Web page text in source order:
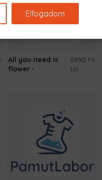
-
All you need is
flower
5990 Ft-
tól
Elfogadom